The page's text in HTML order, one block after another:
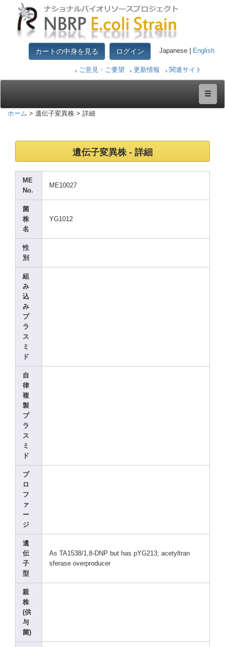
カートの中身を見る ログイン Japanese | English
ご意見・ご要望 更新情報 関連サイト
ホーム > 遺伝子変異株 > 詳細
遺伝子変異株 - 詳細
ME
No.
ME10027
菌
株
名
YG1012
性
別
組
み
込
み
プ
ラ
ス
ミ
ド
自
律
複
製
プ
ラ
ス
ミ
ド
プ
ロ
フ
ァ
ー
ジ
遺
伝
子
型
As TA1538/1,8-DNP but has pYG213; acety ltran
sferase overproducer
親
株
(供
与
菌)